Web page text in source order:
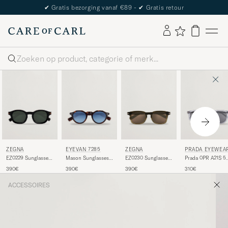
✔ Gratis bezorging vanaf €89 - ✔ Gratis retour
Zoeken
ZEGNA
EZ0229 Sunglasses
390€
EYEVAN 7285
Mason Sunglasses
390€
ZEGNA
EZ0230 Sunglasses
390€
PRADA
Prada 0PR A21S
310€
ACCESSOIRES